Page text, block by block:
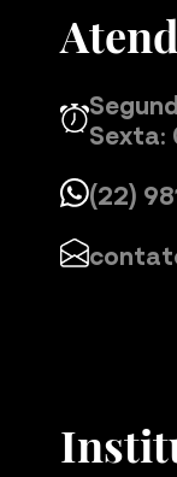
Sexta:
(22)